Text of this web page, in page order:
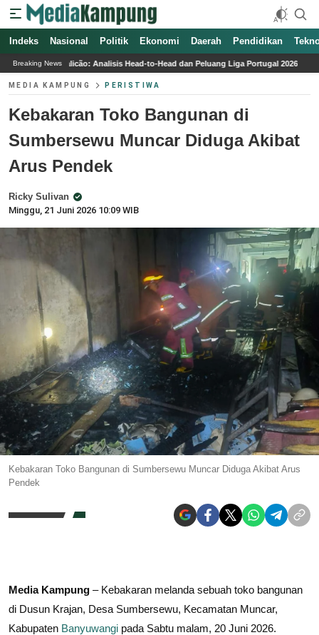
Indeks Nasional Politik Ekonomi Daerah Pendidikan
Breaking News
Analisis Head-to-Head dan Peluang Liga Portugal 2026 Melihat Gedung
MEDIA KAMPUNG PERISTIWA
Kebakaran Toko Bangunan di
Sumbersewu Muncar Diduga Akibat
Arus Pendek
Ricky Sulivan
Minggu, 21 Juni 2026 10:09 WIB
Kebakaran Toko Bangunan di Sumbersewu Muncar Diduga Akibat Arus
Pendek
Media Kampung – Kebakaran melanda sebuah toko bangunan
di Dusun Krajan, Desa Sumbersewu, Kecamatan Muncar,
Kabupaten Banyuwangi pada Sabtu malam, 20 Juni 2026.